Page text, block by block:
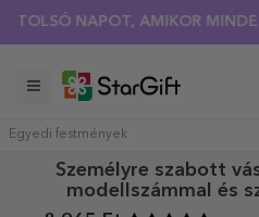
NAPOT, AMIKOR MINDEN
NYÁRI KIÁRUSÍTÁS 🌴 AKÁR
Egyedi festmények
Személyre szabott
modellszámmal és